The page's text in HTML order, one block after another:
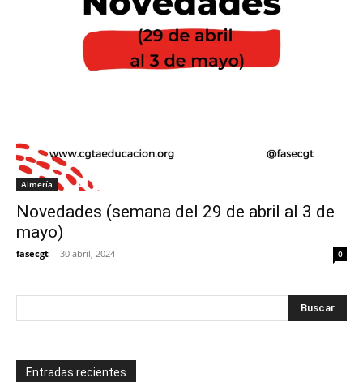
Almería
Novedades (semana del 29 de abril al 3 de
mayo)
fasecgt - 30 abril, 2024 0
Entradas recientes